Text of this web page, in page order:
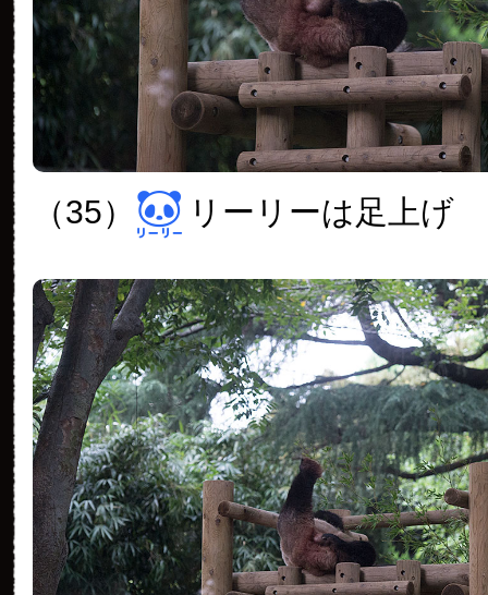
（35） リーリーは足上げ